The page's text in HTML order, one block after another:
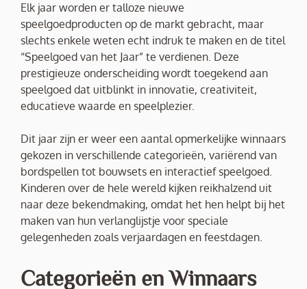
Elk jaar worden er talloze nieuwe
speelgoedproducten op de markt gebracht, maar
slechts enkele weten echt indruk te maken en de titel
“Speelgoed van het Jaar” te verdienen. Deze
prestigieuze onderscheiding wordt toegekend aan
speelgoed dat uitblinkt in innovatie, creativiteit,
educatieve waarde en speelplezier.
Dit jaar zijn er weer een aantal opmerkelijke winnaars
gekozen in verschillende categorieën, variërend van
bordspellen tot bouwsets en interactief speelgoed.
Kinderen over de hele wereld kijken reikhalzend uit
naar deze bekendmaking, omdat het hen helpt bij het
maken van hun verlanglijstje voor speciale
gelegenheden zoals verjaardagen en feestdagen.
Categorieën en Winnaars